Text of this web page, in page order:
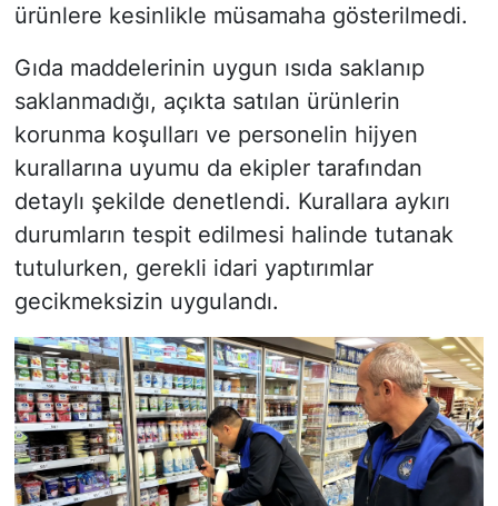
ürünlere kesinlikle müsamaha gösterilmedi.
Gıda maddelerinin uygun ısıda saklanıp
saklanmadığı, açıkta satılan ürünlerin
korunma koşulları ve personelin hijyen
kurallarına uyumu da ekipler tarafından
detaylı şekilde denetlendi. Kurallara aykırı
durumların tespit edilmesi halinde tutanak
tutulurken, gerekli idari yaptırımlar
gecikmeksizin uygulandı.